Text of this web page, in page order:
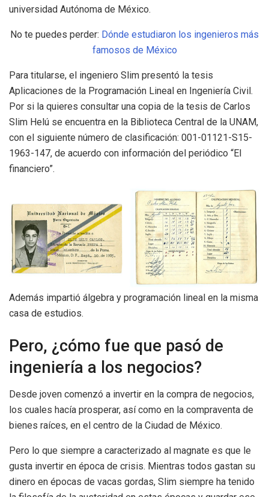
universidad Autónoma de México.
No te puedes perder: Dónde estudiaron los ingenieros más
famosos de México
Para titularse, el ingeniero Slim presentó la tesis
Aplicaciones de la Programación Lineal en Ingeniería Civil.
Por si la quieres consultar una copia de la tesis de Carlos
Slim Helú se encuentra en la Biblioteca Central de la UNAM,
con el siguiente número de clasificación: 001-01121-S15-
1963-147, de acuerdo con información del periódico “El
financiero”.
Además impartió álgebra y programación lineal en la misma
casa de estudios.
Pero, ¿cómo fue que pasó de
ingeniería a los negocios?
Desde joven comenzó a invertir en la compra de negocios,
los cuales hacía prosperar, así como en la compraventa de
bienes raíces, en el centro de la Ciudad de México.
Pero lo que siempre a caracterizado al magnate es que le
gusta invertir en época de crisis. Mientras todos gastan su
dinero en épocas de vacas gordas, Slim siempre ha tenido